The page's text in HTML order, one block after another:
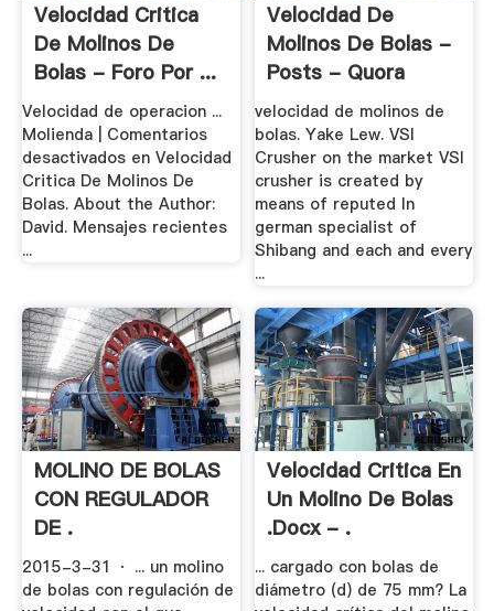
Velocidad Critica
De Molinos De
Bolas - Foro Por ...
Velocidad de operacion ...
Molienda | Comentarios
desactivados en Velocidad
Critica De Molinos De
Bolas. About the Author:
David. Mensajes recientes
...
Velocidad De
Molinos De Bolas -
Posts - Quora
velocidad de molinos de
bolas. Yake Lew. VSI
Crusher on the market VSI
crusher is created by
means of reputed In
german specialist of
Shibang and each and every
...
MOLINO DE BOLAS
CON REGULADOR
DE .
2015-3-31 · ... un molino
de bolas con regulación de
Velocidad Critica En
Un Molino De Bolas
.docx - .
... cargado con bolas de
diámetro (d) de 75 mm? La